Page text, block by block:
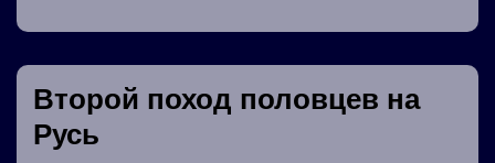
Второй поход половцев на
Русь